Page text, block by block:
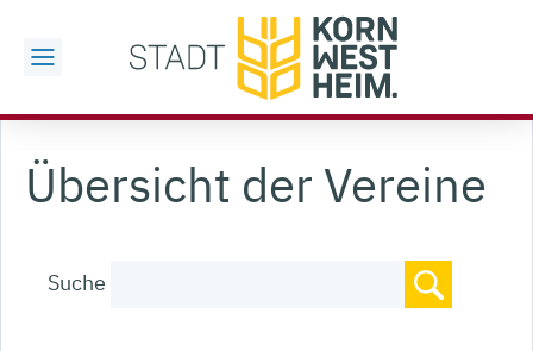
Übersicht der Vereine
Suche